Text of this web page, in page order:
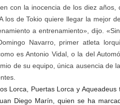
con la inocencia de los diez años,
los de Tokio quiere llegar la mejor
a entrenamiento», dijo.
Navarro, primer atleta
es Antonio Vidal, o la del
de su equipo, única ausencia de la
Lorca, Puertas Lorca y Aqueadeus
Diego Marín, quien se ha